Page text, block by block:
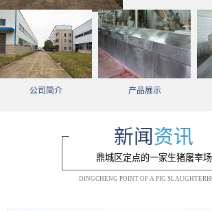
公司简介 产品展示
新闻资讯
鼎城区定点的一家生猪屠宰场
DINGCHENG POINT OF A PIG